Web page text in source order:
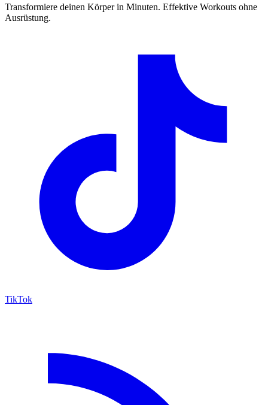
Transformiere deinen Körper in Minuten. Effektive Workouts ohne
Ausrüstung.
TikTok